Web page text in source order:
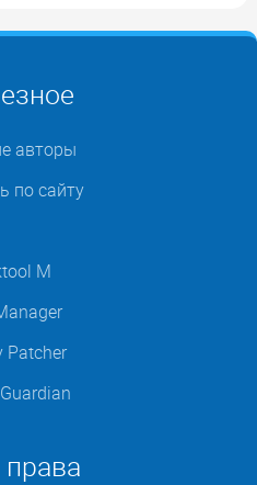
авторы
по сайту
M
Patcher